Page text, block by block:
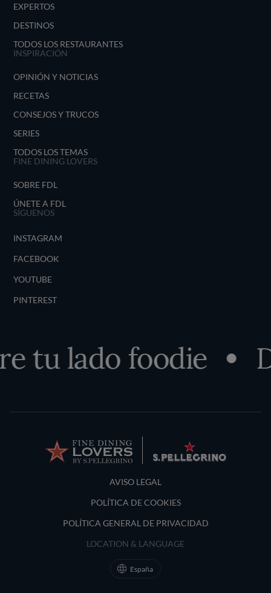
EXPERTOS
DESTINOS
TODOS LOS RESTAURANTES
INSPIRACIÓN
OPINIÓN Y NOTICIAS
RECETAS
CONSEJOS Y TRUCOS
SERIES
TODOS LOS TEMAS
FINE DINING LOVERS
SOBRE FDL
ÚNETE A FDL
SÍGUENOS
INSTAGRAM
FACEBOOK
YOUTUBE
PINTEREST
tu lado foodie
Terms and Conditions
AVISO LEGAL
POLÍTICA DE COOKIES
POLÍTICA GENERAL DE PRIVACIDAD
LOCATION & LANGUAGE
España